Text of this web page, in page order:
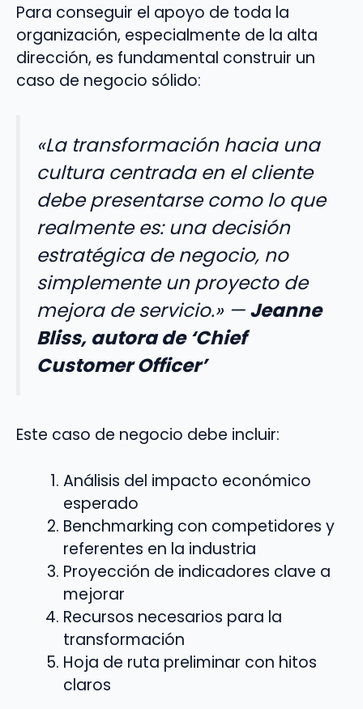
Para conseguir el apoyo de toda la
organización, especialmente de la alta
dirección, es fundamental construir un
caso de negocio sólido:
«La transformación hacia una
cultura centrada en el cliente
debe presentarse como lo que
realmente es: una decisión
estratégica de negocio, no
simplemente un proyecto de
mejora de servicio.» —Jeanne
Bliss, autora de ‘Chief
Customer Officer’
Este caso de negocio debe incluir:
Análisis del impacto económico
esperado
Benchmarking con competidores y
referentes en la industria
Proyección de indicadores clave a
mejorar
Recursos necesarios para la
transformación
Hoja de ruta preliminar con hitos
claros